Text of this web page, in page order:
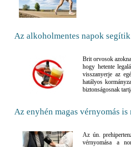
Az alkoholmentes napok
Brit orvosok
hogy hetente
visszanyerje az
hatályos
biztonságosnak
Az enyhén magas vérnyomás
Az ún.
vérnyomása a